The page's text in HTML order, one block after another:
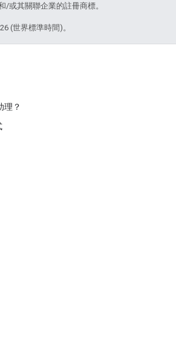
/或其關聯企業的註冊商標。
(世界標準時間)。
理？